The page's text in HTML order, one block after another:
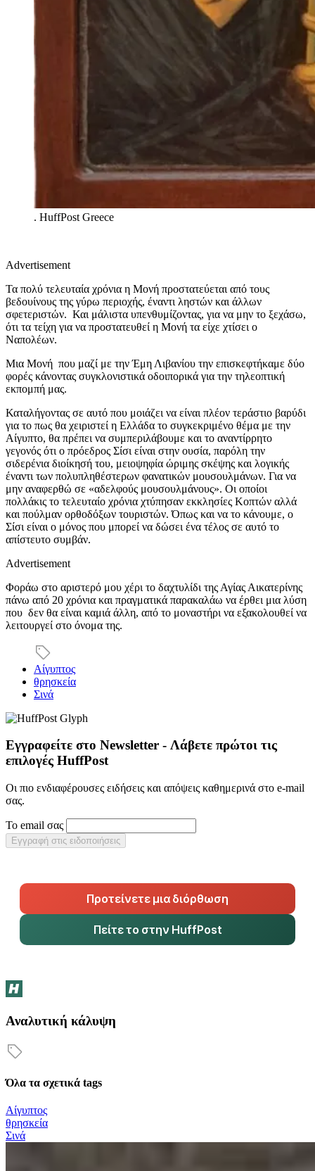
. HuffPost Greece
Advertisement
Τα πολύ τελευταία χρόνια η Μονή προστατεύεται από τους
βεδουίνους της γύρω περιοχής, έναντι ληστών και άλλων
σφετεριστών. Και μάλιστα υπενθυμίζοντας, για να μην το ξεχάσω,
ότι τα τείχη για να προστατευθεί η Μονή τα είχε χτίσει ο
Ναπολέων.
Μια Μονή που μαζί με την Έμη Λιβανίου την επισκεφτήκαμε δύο
φορές κάνοντας συγκλονιστικά οδοιπορικά για την τηλεοπτική
εκπομπή μας.
Καταλήγοντας σε αυτό που μοιάζει να είναι πλέον τεράστιο βαρύδι
για το πως θα χειριστεί η Ελλάδα το συγκεκριμένο θέμα με την
Αίγυπτο, θα πρέπει να συμπεριλάβουμε και το αναντίρρητο
γεγονός ότι ο πρόεδρος Σίσι είναι στην ουσία, παρόλη την
σιδερένια διοίκησή του, μειοψηφία ώριμης σκέψης και λογικής
έναντι των πολυπληθέστερων φανατικών μουσουλμάνων. Για να
μην αναφερθώ σε «αδελφούς μουσουλμάνους». Οι οποίοι
πολλάκις το τελευταίο χρόνια χτύπησαν εκκλησίες Κοπτών αλλά
και πούλμαν ορθοδόξων τουριστών. Όπως και να το κάνουμε, ο
Σίσι είναι ο μόνος που μπορεί να δώσει ένα τέλος σε αυτό το
απίστευτο συμβάν.
Advertisement
Φοράω στο αριστερό μου χέρι το δαχτυλίδι της Αγίας Αικατερίνης
πάνω από 20 χρόνια και πραγματικά παρακαλάω να έρθει μια λύση
που δεν θα είναι καμιά άλλη, από το μοναστήρι να εξακολουθεί να
λειτουργεί στο όνομα της.
Αίγυπτος
θρησκεία
Σινά
Εγγραφείτε στο Newsletter - Λάβετε πρώτοι τις
επιλογές HuffPost
Οι πιο ενδιαφέρουσες ειδήσεις και απόψεις καθημερινά στο e-mail
σας.
Το email σας
Εγγραφή στις ειδοποιήσεις
Προτείνετε μια διόρθωση
Πείτε το στην HuffPost
Αναλυτική κάλυψη
Όλα τα σχετικά tags
Αίγυπτος
θρησκεία
Σινά